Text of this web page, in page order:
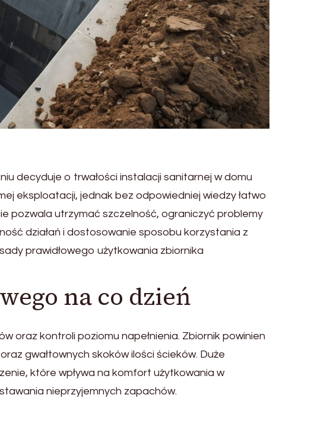
decyduje o trwałości instalacji sanitarnej w domu
eksploatacji, jednak bez odpowiedniej wiedzy łatwo
pozwala utrzymać szczelność, ograniczyć problemy
działań i dostosowanie sposobu korzystania z
prawidłowego użytkowania zbiornika
na co dzień
oraz kontroli poziomu napełnienia. Zbiornik powinien
gwałtownych skoków ilości ścieków. Duże
które wpływa na komfort użytkowania w
nieprzyjemnych zapachów.